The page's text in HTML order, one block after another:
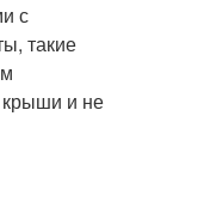
с
такие
крыши и не